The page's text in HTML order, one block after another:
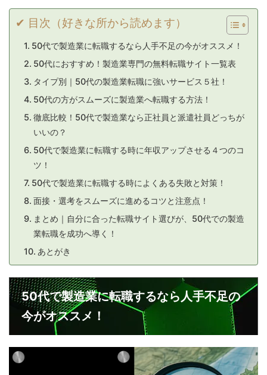
✔ 目次（好きな所から読めます）
50代で製造業に転職するなら人手不足の今がオススメ！
50代におすすめ！製造業専門の無料転職サイト一覧表
タイプ別｜50代の製造業転職に強いサービス５社！
50代の方がスムーズに製造業へ転職する方法！
徹底比較！50代で製造業なら正社員と派遣社員どっちが
いいの？
50代で製造業に転職する時に年収アップさせる４つのコ
ツ！
50代で製造業に転職する時によくある失敗と対策！
面接・選考をスムーズに進めるコツと注意点！
まとめ｜自分に合った転職サイト選びが、50代での製造
業転職を成功へ導く！
あとがき
50代で製造業に転職するなら人手不足の
今がオススメ！